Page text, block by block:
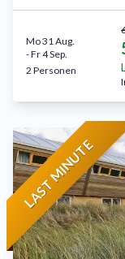
Mo 31 Aug.
-Fr 4 Sep.
2 Personen
LAST MINUTE